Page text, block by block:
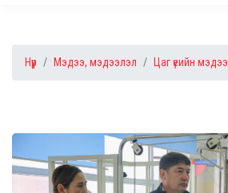
Нүүр Мэдээ, мэдээлэл Цаг үеийн мэдээ